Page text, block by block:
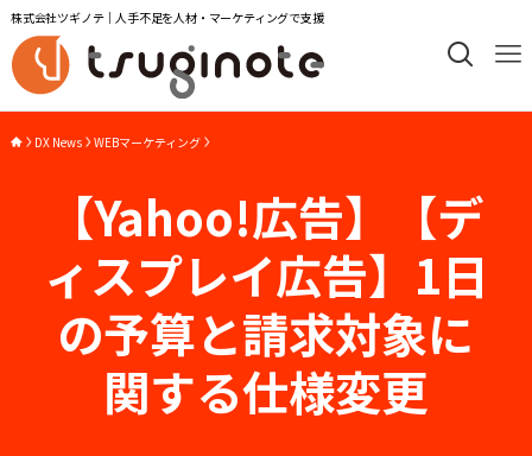
株式会社ツギノテ｜人手不足を人材・マーケティングで支援
DX News WEBマーケティング
【Yahoo!広告】【デ
ィスプレイ広告】1日
の予算と請求対象に
関する仕様変更